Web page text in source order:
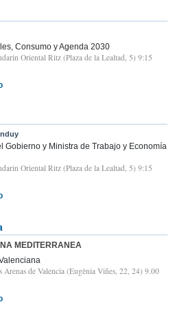
Consumo y Agenda 2030
Oriental Ritz (Plaza de la Lealtad, 5) 9:15
Gobierno y Ministra de Trabajo y Economía
Oriental Ritz (Plaza de la Lealtad, 5) 9:15
MEDITERRANEA
Arenas de Valencia (Eugènia Viñes, 22, 24) 9.00